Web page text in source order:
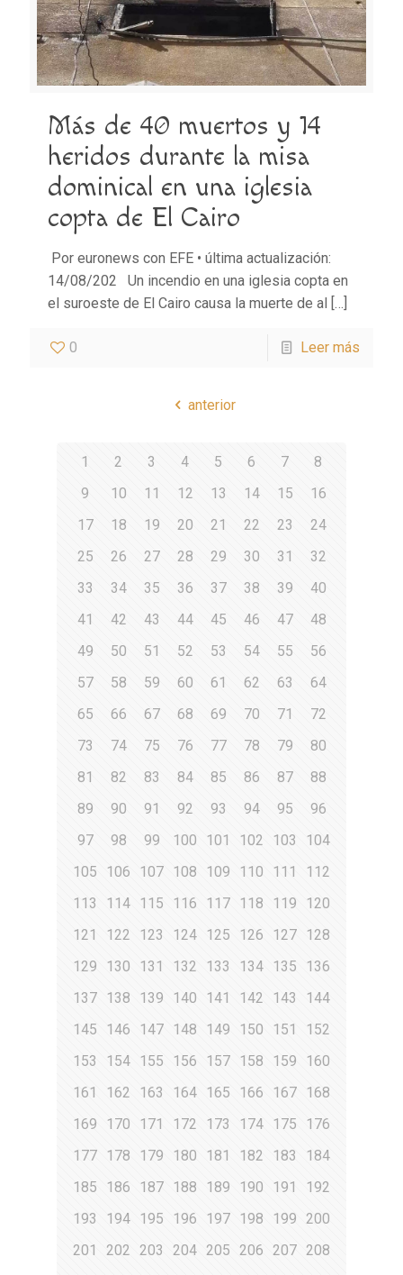
Más de 40 muertos y 14
heridos durante la misa
dominical en una iglesia
copta de El Cairo
Por euronews con EFE • última actualización:
14/08/202 Un incendio en una iglesia copta en
el suroeste de El Cairo causa la muerte de al […]
0 Leer más
anterior
1 2 3 4 5 6 7
8
9
10 11 12 13 14 15
16
17
18 19 20 21 22 23
24
25
26 27 28 29 30 31
32
33
34 35 36 37 38 39
40
41
42 43 44 45 46 47
48
49
50 51 52 53 54 55
56
57
58 59 60 61 62 63
64
65
66 67 68 69 70 71
72
73
74 75 76 77 78 79
80
81
82 83 84 85 86 87
88
89
90 91 92 93 94 95
96
97
98 99 100 101 102 103
104
105
106 107 108 109 110 111
112
113
114 115 116 117 118 119
120
121
122 123 124 125 126 127 128
129
130 131 132 133 134 135
136
137 138 139 140 141 142 143
144
145
146 147 148 149 150 151
152
153
154 155 156 157 158 159
160
161
162 163 164 165 166 167 168
169
170 171 172 173 174 175
176
177 178 179 180 181 182 183
184
185
186 187 188 189 190 191
192
193
194 195 196 197 198 199 200
201
202 203 204 205 206 207 208